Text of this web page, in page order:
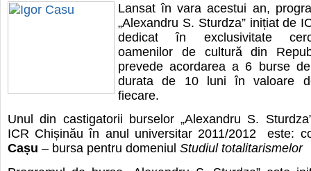
Lansat în vara acestui an,
„Alexandru S. Sturdza” inițiat de
dedicat în exclusivitate
oamenilor de cultură din
prevede acordarea a 6 burse
durata de 10 luni în valoare
fiecare.
Unul din castigatorii burselor „Alexandru S.
ICR Chișinău în anul universitar 2011/2012 este:
Cașu – bursa pentru domeniul Studiul totalitarismelor